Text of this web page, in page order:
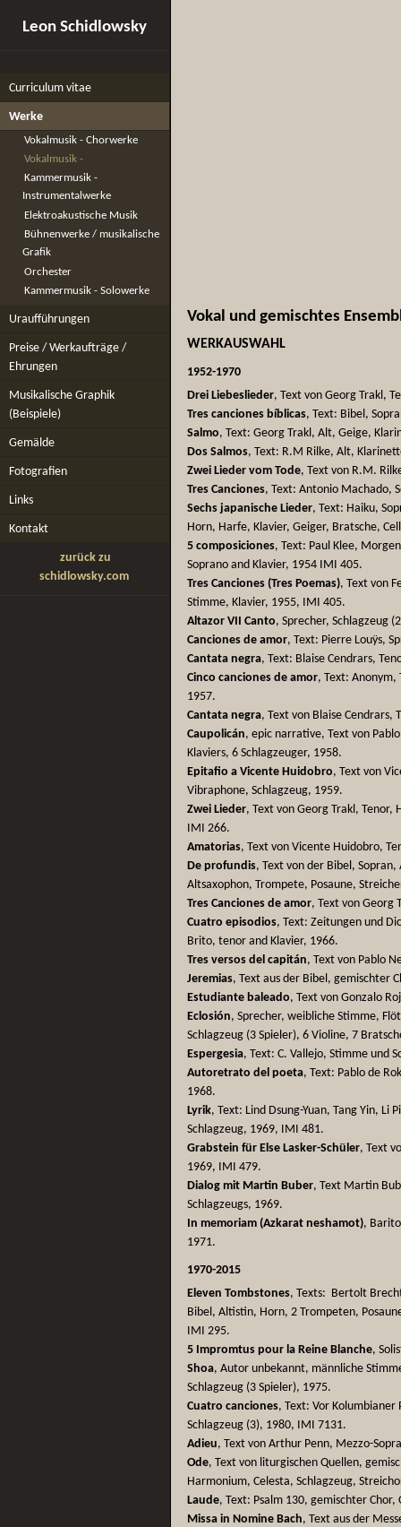
Leon Schidlowsky
Curriculum vitae
Werke
Vokalmusik - Chorwerke
Vokalmusik -
Kammermusik -
Instrumentalwerke
Elektroakustische Musik
Bühnenwerke / musikalische
Grafik
Orchester
Kammermusik - Solowerke
Uraufführungen
Preise / Werkaufträge /
Ehrungen
Musikalische Graphik
(Beispiele)
Gemälde
Fotografien
Links
Kontakt
zurück zu
schidlowsky.com
Vokal und gemischtes
WERKAUSWAHL
1952-1970
Drei Liebeslieder, Text von Georg Trakl,
Tres canciones bíblicas, Text: Bibel,
Salmo, Text: Georg Trakl, Alt, Geige,
Dos Salmos, Text: R.M Rilke, Alt,
Zwei Lieder vom Tode, Text von R.M.
Tres Canciones, Text: Antonio Machado,
Sechs japanische Lieder, Text: Haiku,
Horn, Harfe, Klavier, Geiger, Bratsche,
5 composiciones, Text: Paul Klee,
Soprano and Klavier, 1954 IMI 405.
Tres Canciones (Tres Poemas), Text von
Stimme, Klavier, 1955, IMI 405.
Altazor VII Canto, Sprecher, Schlagzeug
Canciones de amor, Text: Pierre Louÿs,
Cantata negra, Text: Blaise Cendrars,
Cinco canciones de amor, Text: Anonym,
1957.
Cantata negra, Text von Blaise Cendrars,
Caupolicán, epic narrative, Text von
Klaviers, 6 Schlagzeuger, 1958.
Epitafio a Vicente Huidobro, Text von
Vibraphone, Schlagzeug, 1959.
Zwei Lieder, Text von Georg Trakl, Tenor,
IMI 266.
Amatorias, Text von Vicente Huidobro,
De profundis, Text von der Bibel,
Altsaxophon, Trompete, Posaune,
Tres Canciones de amor, Text von Georg
Cuatro episodios, Text: Zeitungen und
Brito, tenor and Klavier, 1966.
Tres versos del capitán, Text von Pablo
Jeremias, Text aus der Bibel, gemischter
Estudiante baleado, Text von Gonzalo
Eclosión, Sprecher, weibliche Stimme,
Schlagzeug (3 Spieler), 6 Violine, 7
Espergesia, Text: C. Vallejo, Stimme und
Autoretrato del poeta, Text: Pablo de
1968.
Lyrik, Text: Lind Dsung-Yuan, Tang Yin, Li
Schlagzeug, 1969, IMI 481.
Grabstein für Else Lasker-Schüler, Text
1969, IMI 479.
Dialog mit Martin Buber, Text Martin
Schlagzeugs, 1969.
In memoriam (Azkarat neshamot),
1971.
1970-2015
Eleven Tombstones, Texts: Bertolt
Bibel, Altistin, Horn, 2 Trompeten,
IMI 295.
5 Impromtus pour la Reine Blanche,
Shoa, Autor unbekannt, männliche
Schlagzeug (3 Spieler), 1975.
Cuatro canciones, Text: Vor Kolumbianer
Schlagzeug (3), 1980, IMI 7131.
Adieu, Text von Arthur Penn, Mezzo-
Ode, Text von liturgischen Quellen,
Harmonium, Celesta, Schlagzeug,
Laude, Text: Psalm 130, gemischter
Missa in Nomine Bach, Text aus der